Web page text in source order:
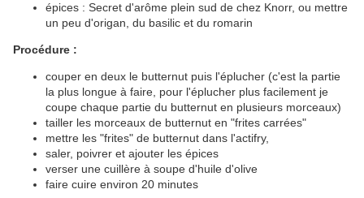
épices : Secret d'arôme plein sud de chez Knorr, ou mettre
un peu d'origan, du basilic et du romarin
Procédure :
couper en deux le butternut puis l'éplucher (c'est la partie
la plus longue à faire, pour l'éplucher plus facilement je
coupe chaque partie du butternut en plusieurs morceaux)
tailler les morceaux de butternut en "frites carrées"
mettre les "frites" de butternut dans l'actifry,
saler, poivrer et ajouter les épices
verser une cuillère à soupe d'huile d'olive
faire cuire environ 20 minutes